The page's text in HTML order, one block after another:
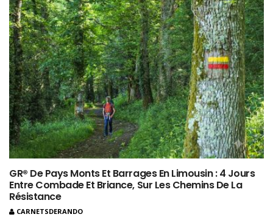
GR® De Pays Monts Et Barrages En Limousin : 4 Jours
Entre Combade Et Briance, Sur Les Chemins De La
Résistance
CARNETSDERANDO